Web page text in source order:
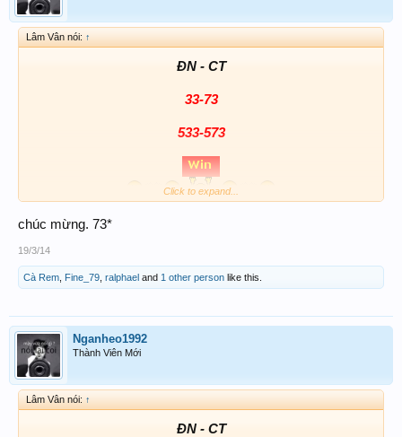
Lâm Vân nói: ↑
ĐN - CT
33-73
533-573
Click to expand...
chúc mừng. 73*
19/3/14
Cà Rem Fine_79 ralphael and 1 other person like this.
Nganheo1992
Thành Viên Mới
Lâm Vân nói: ↑
ĐN - CT